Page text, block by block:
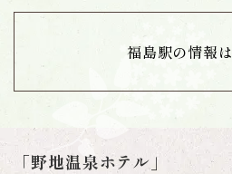
福島駅の情報は
「野地温泉ホテル」